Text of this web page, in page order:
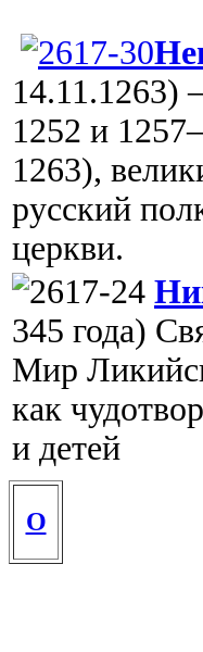
14.11.1263)
1252 и
1263),
русский
церкви.
345 года)
Мир
как
и детей
О